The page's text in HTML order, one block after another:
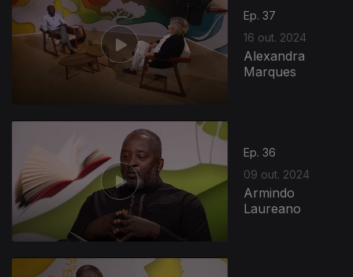
Ep. 37
16 out. 2024
Alexandra
Marques
Ep. 36
09 out. 2024
Armindo
Laureano